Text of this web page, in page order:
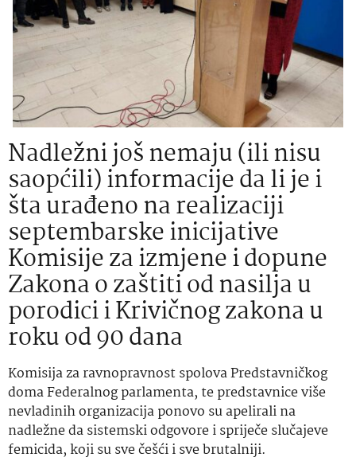
Nadležni još nemaju (ili nisu
saopćili) informacije da li je i
šta urađeno na realizaciji
septembarske inicijative
Komisije za izmjene i dopune
Zakona o zaštiti od nasilja u
porodici i Krivičnog zakona u
roku od 90 dana
Komisija za ravnopravnost spolova Predstavničkog
doma Federalnog parlamenta, te predstavnice više
nevladinih organizacija ponovo su apelirali na
nadležne da sistemski odgovore i spriječe slučajeve
femicida, koji su sve češći i sve brutalniji.